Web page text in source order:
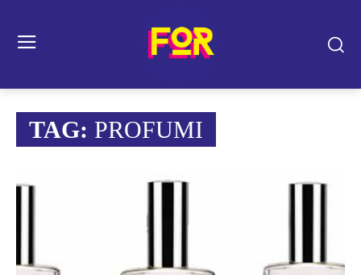
TAG: PROFUMI